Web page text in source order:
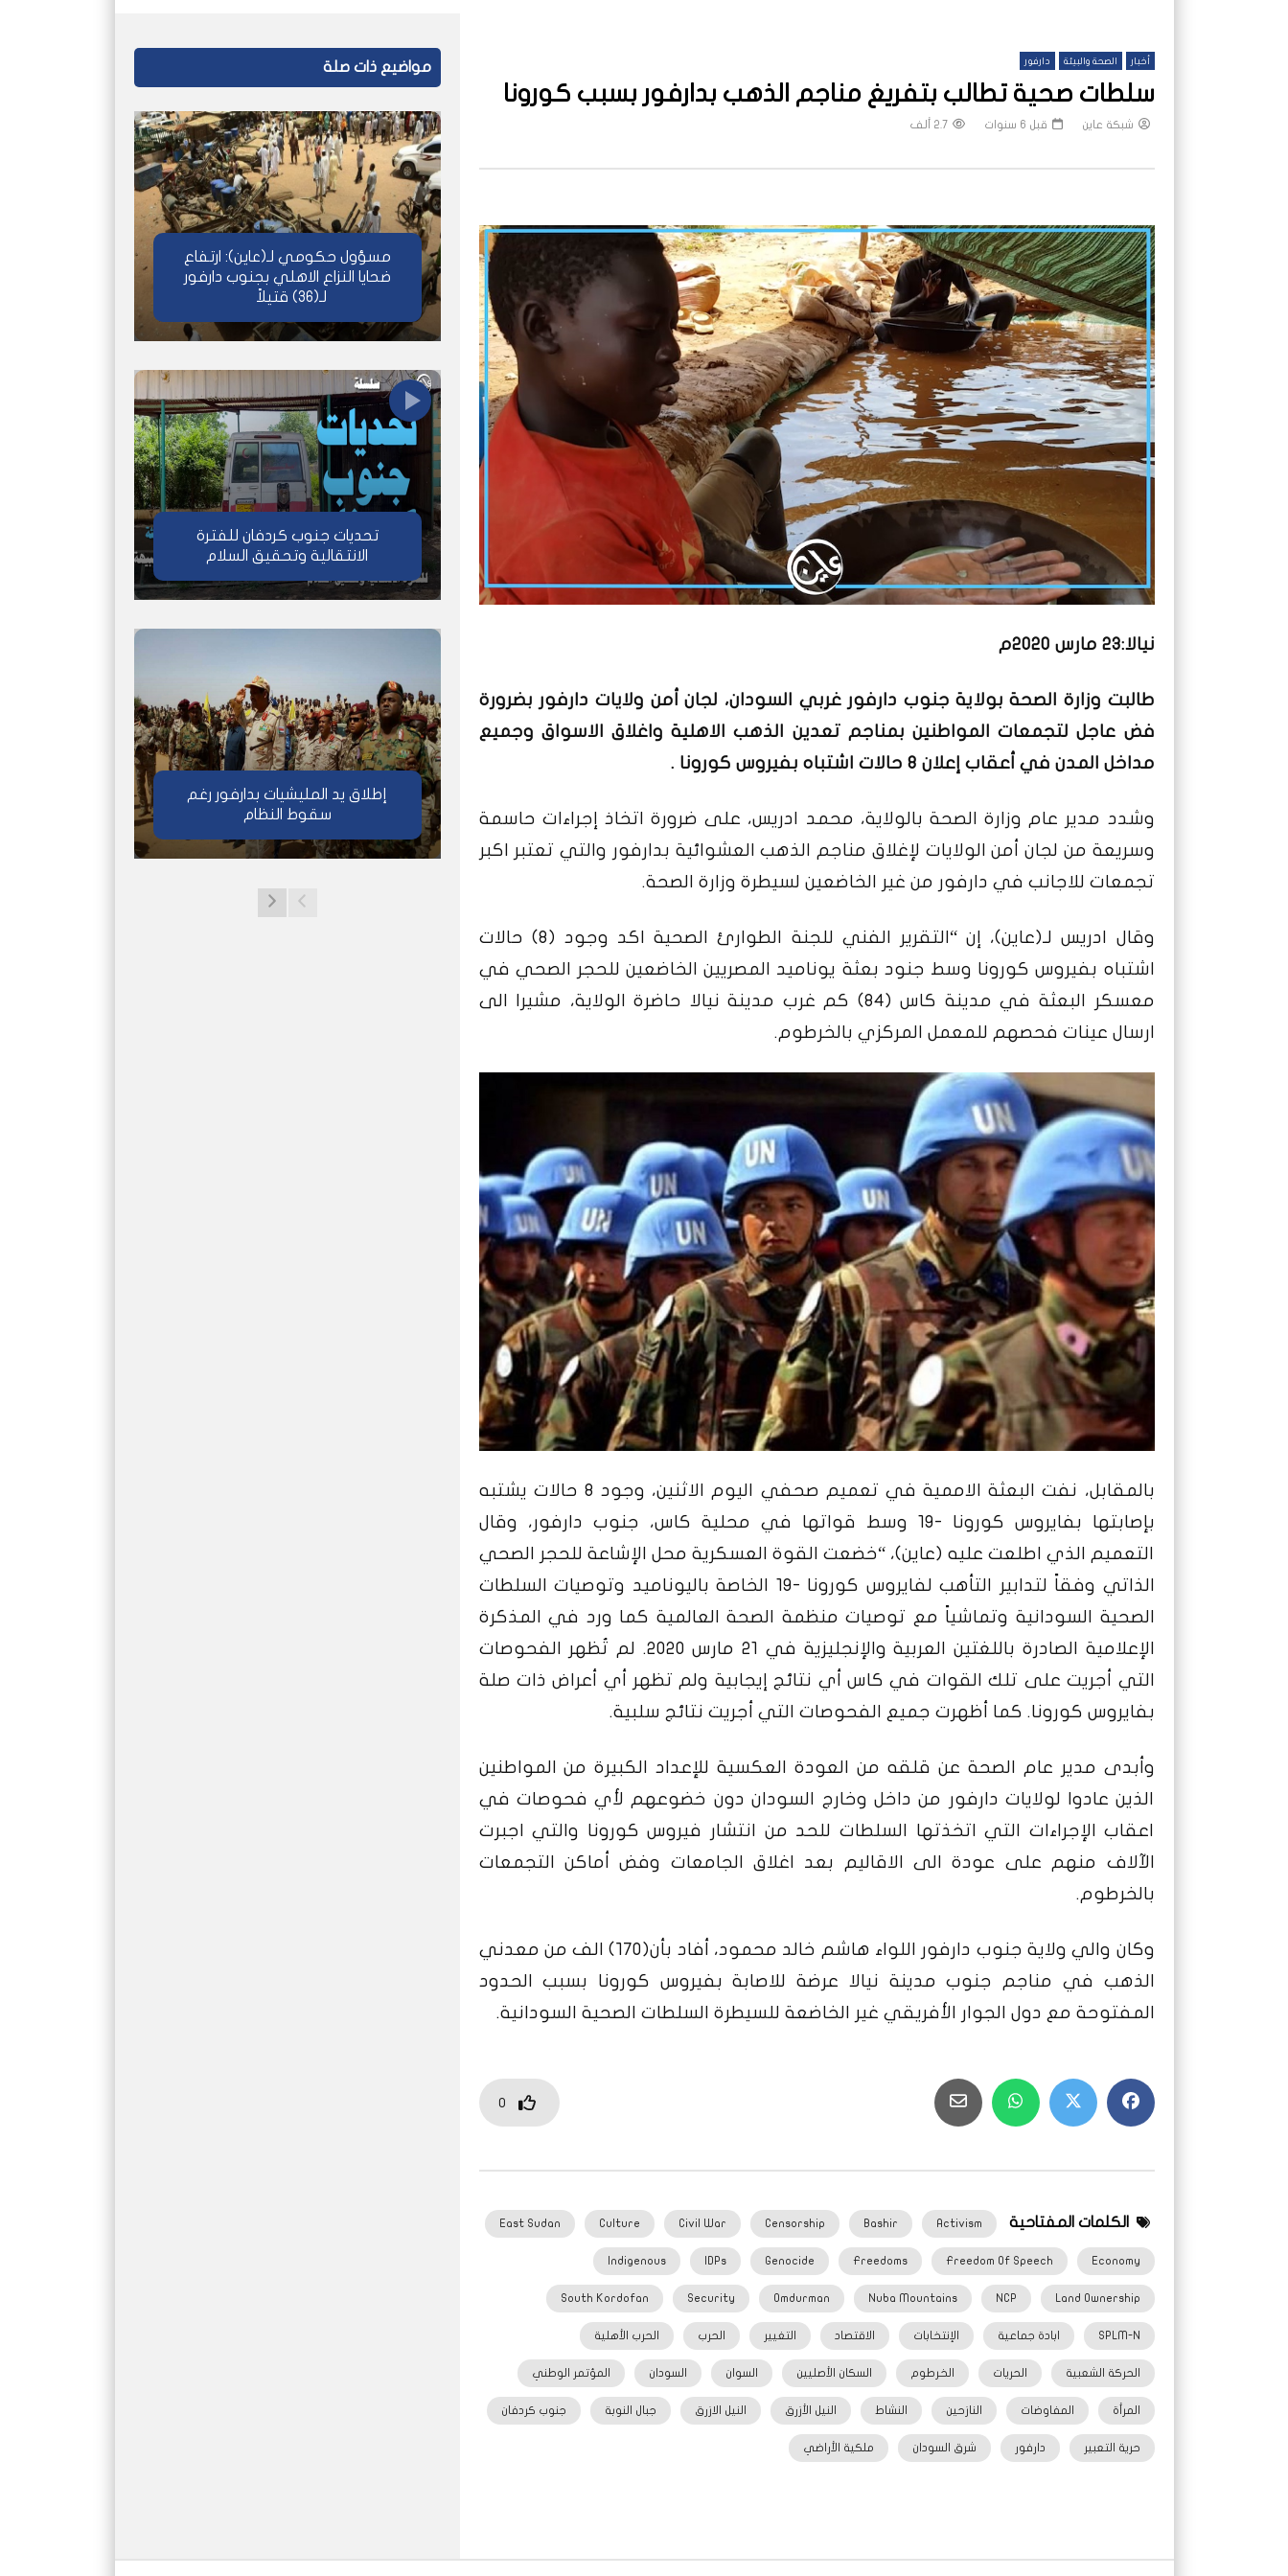
أخبار الصحة والبيئة دارفور
سلطات صحية تطالب بتفريغ مناجم الذهب بدارفور بسبب كورونا
شبكة عاين قبل 6 سنوات 2.7 ألف
نيالا:23 مارس 2020م
طالبت وزارة الصحة بولاية جنوب دارفور غربي السودان، لجان أمن ولايات دارفور بضرورة
فض عاجل لتجمعات المواطنين بمناجم تعدين الذهب الاهلية واغلاق الاسواق وجميع
مداخل المدن في أعقاب إعلان 8 حالات اشتباه بفيروس كورونا .
وشدد مدير عام وزارة الصحة بالولاية، محمد ادريس، على ضرورة اتخاذ إجراءات حاسمة
وسريعة من لجان أمن الولايات لإغلاق مناجم الذهب العشوائية بدارفور والتي تعتبر اكبر
تجمعات للاجانب في دارفور من غير الخاضعين لسيطرة وزارة الصحة.
وقال ادريس لـ(عاين)، إن “التقرير الفني للجنة الطوارئ الصحية اكد وجود (٨) حالات
اشتباه بفيروس كورونا وسط جنود بعثة يوناميد المصريين الخاضعين للحجر الصحي في
معسكر البعثة في مدينة كاس (٨٤) كم غرب مدينة نيالا حاضرة الولاية، مشيرا الى
ارسال عينات فحصهم للمعمل المركزي بالخرطوم.
بالمقابل، نفت البعثة الاممية في تعميم صحفي اليوم الاثنين، وجود 8 حالات يشتبه
بإصابتها بفايروس كورونا -19 وسط قواتها في محلية كاس، جنوب دارفور، وقال
التعميم الذي اطلعت عليه (عاين)، “خضعت القوة العسكرية محل الإشاعة للحجر الصحي
الذاتي وفقاً لتدابير التأهب لفايروس كورونا -19 الخاصة باليوناميد وتوصيات السلطات
الصحية السودانية وتماشياً مع توصيات منظمة الصحة العالمية كما ورد في المذكرة
الإعلامية الصادرة باللغتين العربية والإنجليزية في 21 مارس 2020. لم تُظهر الفحوصات
التي أجريت على تلك القوات في كاس أي نتائج إيجابية ولم تظهر أي أعراض ذات صلة
بفايروس كورونا. كما أظهرت جميع الفحوصات التي أجريت نتائج سلبية.
وأبدى مدير عام الصحة عن قلقه من العودة العكسية للإعداد الكبيرة من المواطنين
الذين عادوا لولايات دارفور من داخل وخارج السودان دون خضوعهم لأي فحوصات في
اعقاب الإجراءات التي اتخذتها السلطات للحد من انتشار فيروس كورونا والتي اجبرت
الآلاف منهم على عودة الى الاقاليم بعد اغلاق الجامعات وفض أماكن التجمعات
بالخرطوم.
وكان والي ولاية جنوب دارفور اللواء هاشم خالد محمود، أفاد بأن(١٧٠) الف من معدني
الذهب في مناجم جنوب مدينة نيالا عرضة للاصابة بفيروس كورونا بسبب الحدود
المفتوحة مع دول الجوار الأفريقي غير الخاضعة للسيطرة السلطات الصحية السودانية.
0
الكلمات المفتاحية Activism
Bashir
Censorship
Civil War
Culture
East Sudan
Economy
Freedom Of Speech
Freedoms
Genocide
IDPs
Indigenous
Land Ownership
NCP
Nuba Mountains
Omdurman
Security
South Kordofan
SPLM-N ابادة جماعية الإنتخابات الاقتصاد التغيير الحرب الحرب الأهلية
الحركة الشعبية الحريات الخرطوم السكان الأصليين السوان السودان المؤتمر الوطني
المرأة المفاوضات النازحين النشاط النيل الأزرق النيل الازرق جبال النوبة جنوب كردفان
حرية التعبير دارفور شرق السودان ملكية الأراضي
مواضيع ذات صلة
مسؤول حكومي لـ(عاين): ارتفاع
ضحايا النزاع الاهلي بجنوب دارفور
لـ(36) قتيلاً
تحديات جنوب كردفان للفترة
الانتقالية وتحقيق السلام
إطلاق يد المليشيات بدارفور رغم
سقوط النظام